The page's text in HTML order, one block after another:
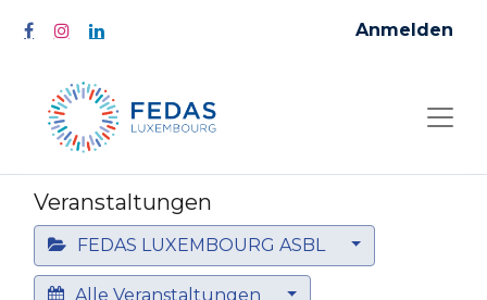
Anmelden
Veranstaltungen
FEDAS LUXEMBOURG ASBL
Alle Veranstaltungen